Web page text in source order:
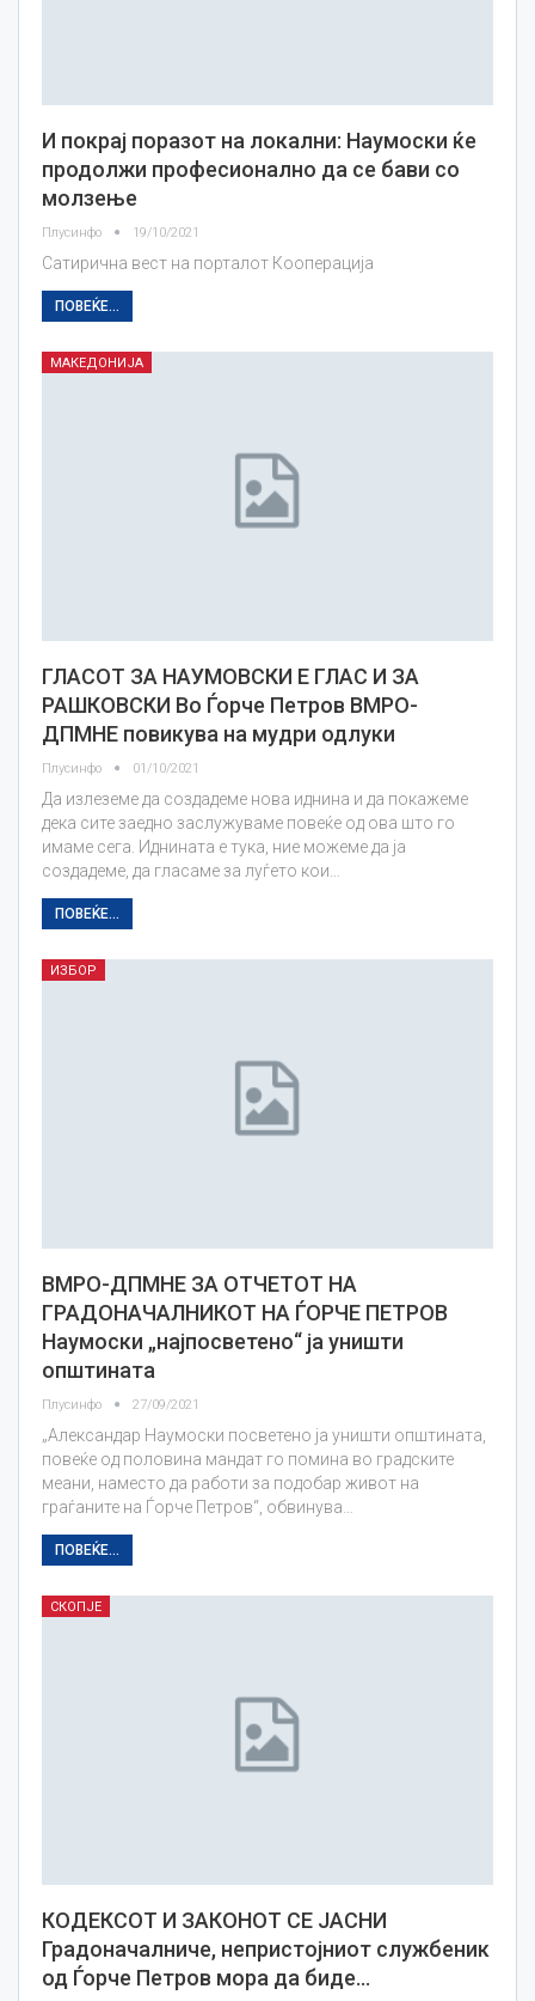
И покрај поразот на локални: Наумоски ќе
продолжи професионално да се бави со
молзење
Плусинфо 19/10/2021
Сатирична вест на порталот Кооперација
ПОВЕЌЕ...
МАКЕДОНИЈА
ГЛАСОТ ЗА НАУМОВСКИ Е ГЛАС И ЗА
РАШКОВСКИ Во Ѓорче Петров ВМРО-
ДПМНЕ повикува на мудри одлуки
Плусинфо 01/10/2021
Да излеземе да создадеме нова иднина и да покажеме
дека сите заедно заслужуваме повеќе од ова што го
имаме сега. Иднината е тука, ние можеме да ја
создадеме, да гласаме за луѓето кои…
ПОВЕЌЕ...
ИЗБОР
ВМРО-ДПМНЕ ЗА ОТЧЕТОТ НА
ГРАДОНАЧАЛНИКОТ НА ЃОРЧЕ ПЕТРОВ
Наумоски „најпосветено“ ја уништи
општината
Плусинфо 27/09/2021
„Александар Наумоски посветено ја уништи општината,
повеќе од половина мандат го помина во градските
меани, наместо да работи за подобар живот на
граѓаните на Ѓорче Петров“, обвинува…
ПОВЕЌЕ...
СКОПЈЕ
КОДЕКСОТ И ЗАКОНОТ СЕ ЈАСНИ
Градоначалниче, непристојниот службеник
од Ѓорче Петров мора да биде…